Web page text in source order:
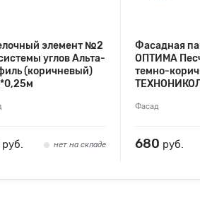
элемент №2
углов Альта-
(коричневый)
руб. нет на складе
Фасадная
ОПТИМА
темно-
Фасад
680 руб.